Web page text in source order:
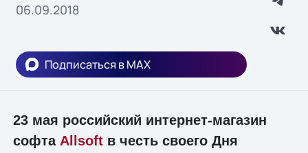
06.09.2018
Подписаться в MAX
23 мая российский интернет-магазин
софта Allsoftв честь своего Дня